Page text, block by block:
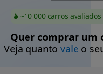
~10 000 carros
Quer comprar um
Veja quanto valeo